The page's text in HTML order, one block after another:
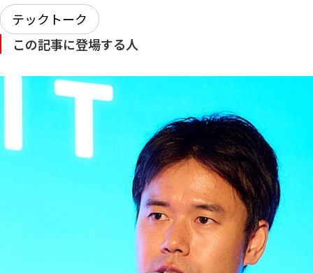
テックトーク
この記事に登場する人